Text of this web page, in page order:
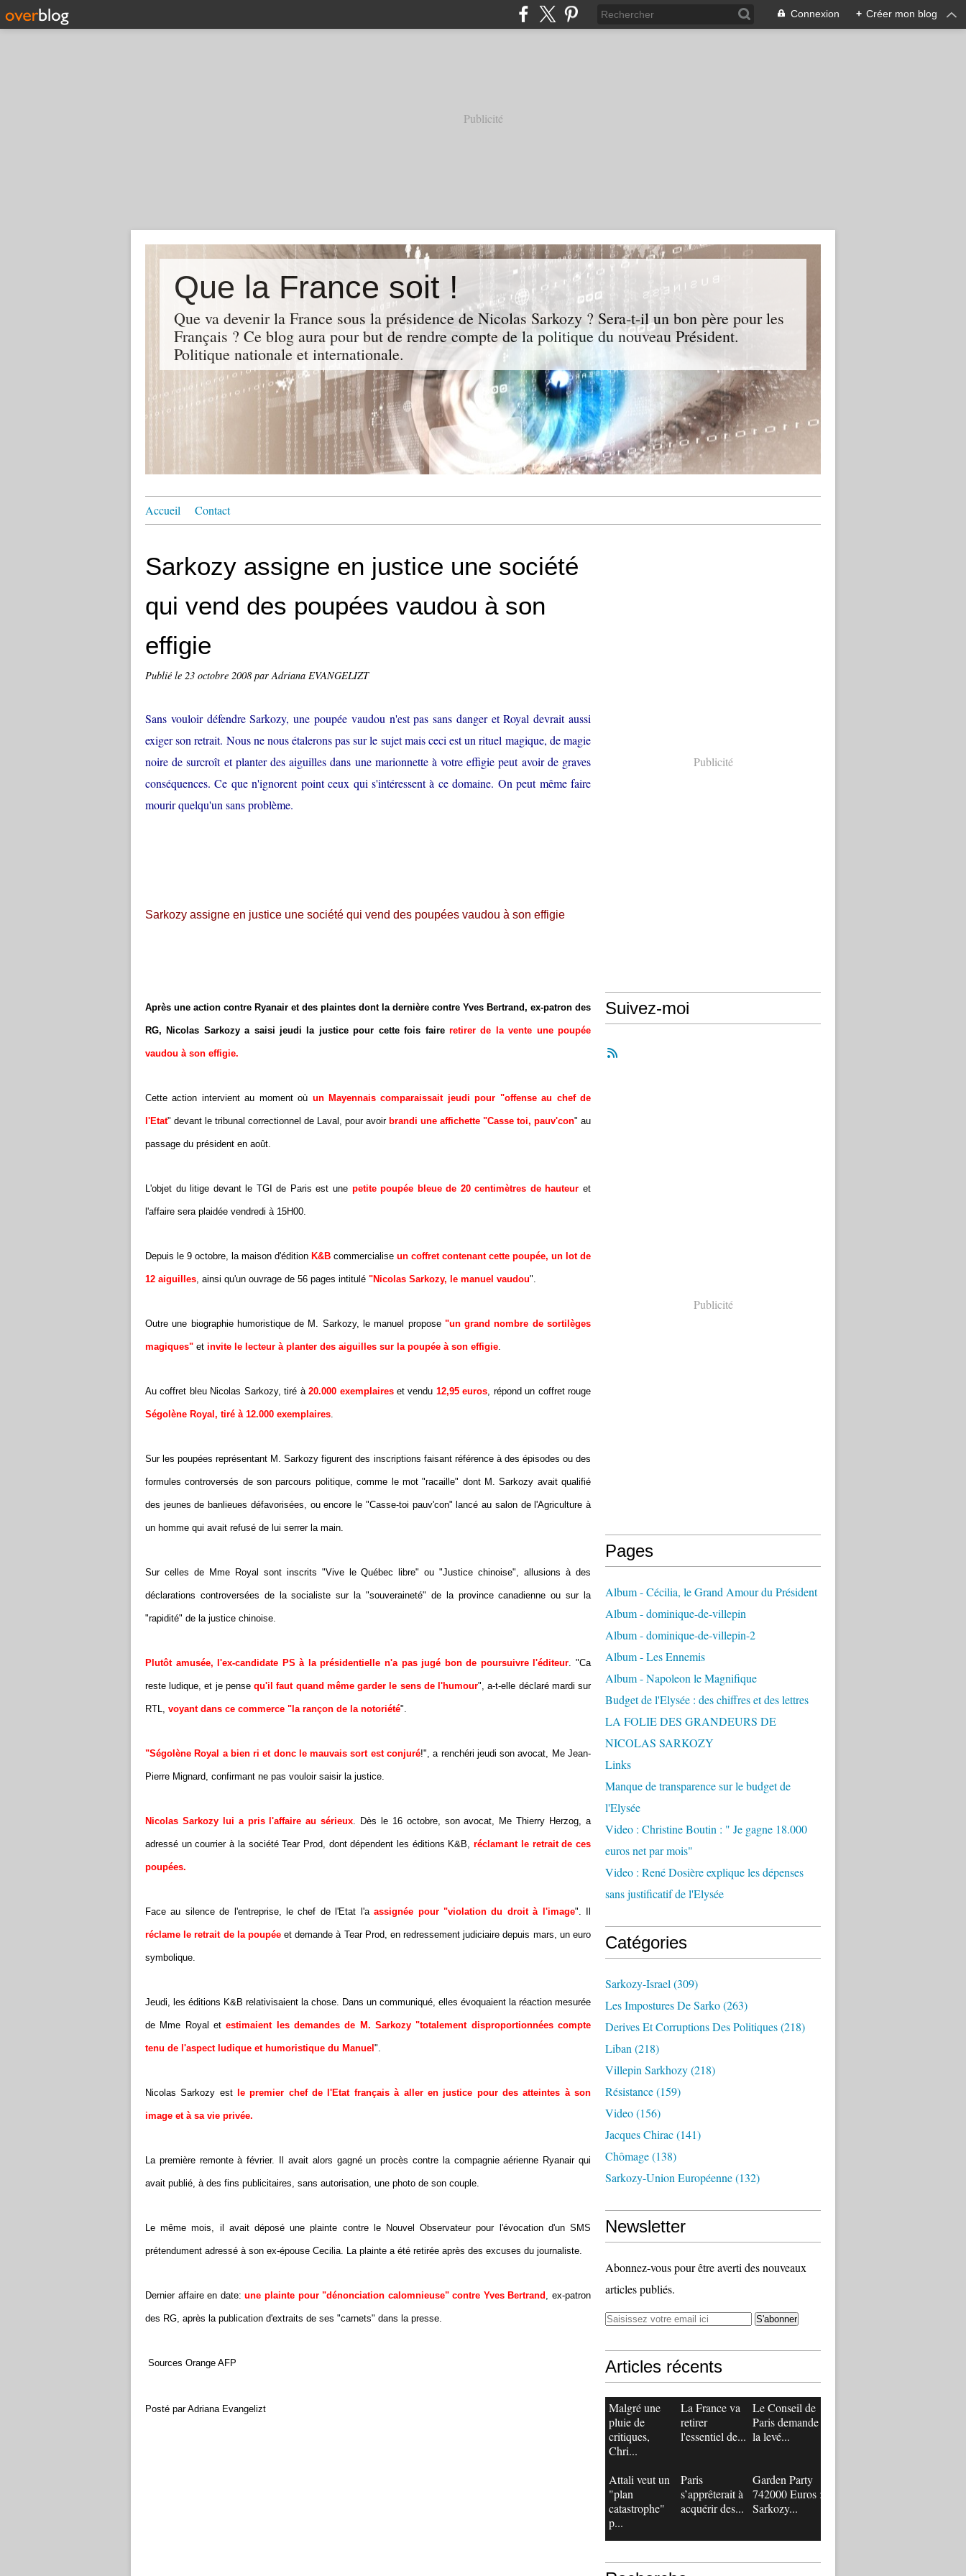
Connexion + Créer mon blog
Publicité
Que la France soit !
Que va devenir la France sous la présidence de Nicolas Sarkozy ? Sera-t-il un bon père pour les
Français ? Ce blog aura pour but de rendre compte de la politique du nouveau Président.
Politique nationale et internationale.
Accueil Contact
Sarkozy assigne en justice une société
qui vend des poupées vaudou à son
effigie
Publié le 23 octobre 2008 par Adriana EVANGELIZT
Sans vouloir défendre Sarkozy, une poupée vaudou n'est pas sans danger et Royal devrait aussi
exiger son retrait. Nous ne nous étalerons pas sur le sujet mais ceci est un rituel magique, de magie
noire de surcroît et planter des aiguilles dans une marionnette à votre effigie peut avoir de graves
conséquences. Ce que n'ignorent point ceux qui s'intéressent à ce domaine. On peut même faire
mourir quelqu'un sans problème.
Sarkozy assigne en justice une société qui vend des poupées vaudou à son effigie
Après une action contre Ryanair et des plaintes dont la dernière contre Yves Bertrand, ex-patron des
RG, Nicolas Sarkozy a saisi jeudi la justice pour cette fois faire retirer de la vente une poupée
vaudou à son effigie.
Cette action intervient au moment où un Mayennais comparaissait jeudi pour "offense au chef de
l'Etat" devant le tribunal correctionnel de Laval, pour avoir brandi une affichette "Casse toi, pauv'con" au
passage du président en août.
L'objet du litige devant le TGI de Paris est une petite poupée bleue de 20 centimètres de hauteur et
l'affaire sera plaidée vendredi à 15H00.
Depuis le 9 octobre, la maison d'édition K&B commercialise un coffret contenant cette poupée, un lot de
12 aiguilles, ainsi qu'un ouvrage de 56 pages intitulé "Nicolas Sarkozy, le manuel vaudou".
Outre une biographie humoristique de M. Sarkozy, le manuel propose "un grand nombre de sortilèges
magiques" et invite le lecteur à planter des aiguilles sur la poupée à son effigie.
Au coffret bleu Nicolas Sarkozy, tiré à20.000 exemplaireset vendu 12,95 euros, répond un coffret rouge
Ségolène Royal, tiré à 12.000 exemplaires.
Sur les poupées représentant M. Sarkozy figurent des inscriptions faisant référence à des épisodes ou des
formules controversés de son parcours politique, comme le mot "racaille" dont M. Sarkozy avait qualifié
des jeunes de banlieues défavorisées, ou encore le "Casse-toi pauv'con" lancé au salon de l'Agriculture à
un homme qui avait refusé de lui serrer la main.
Sur celles de Mme Royal sont inscrits "Vive le Québec libre" ou "Justice chinoise", allusions à des
déclarations controversées de la socialiste sur la "souveraineté" de la province canadienne ou sur la
"rapidité" de la justice chinoise.
Plutôt amusée, l'ex-candidate PS à la présidentielle n'a pas jugé bon de poursuivre l'éditeur. "Ca
reste ludique, et je pensequ'il faut quand même garder le sens de l'humour", a-t-elle déclaré mardi sur
RTL, voyant dans ce commerce "la rançon de la notoriété".
"Ségolène Royal a bien ri et donc le mauvais sort est conjuré!", a renchéri jeudi son avocat, Me Jean-
Pierre Mignard, confirmant ne pas vouloir saisir la justice.
Nicolas Sarkozy lui a pris l'affaire au sérieux. Dès le 16 octobre, son avocat, Me Thierry Herzog, a
adressé un courrier à la société Tear Prod, dont dépendent les éditions K&B,réclamant le retrait de ces
poupées.
Face au silence de l'entreprise, le chef de l'Etat l'aassignée pour "violation du droit à l'image". Il
réclame le retrait de la poupéeet demande à Tear Prod, en redressement judiciaire depuis mars, un euro
symbolique.
Jeudi, les éditions K&B relativisaient la chose. Dans un communiqué, elles évoquaient la réaction mesurée
de Mme Royal etestimaient les demandes de M. Sarkozy "totalement disproportionnées compte
tenu de l'aspect ludique et humoristique du Manuel ".
Nicolas Sarkozy est le premier chef de l'Etat français à aller en justice pour des atteintes à son
image et à sa vie privée.
La première remonte à février. Il avait alors gagné un procès contre la compagnie aérienne Ryanair qui
avait publié, à des fins publicitaires, sans autorisation, une photo de son couple.
Le même mois, il avait déposé une plainte contre le Nouvel Observateur pour l'évocation d'un SMS
prétendument adressé à son ex-épouse Cecilia. La plainte a été retirée après des excuses du journaliste.
Dernier affaire en date:une plainte pour "dénonciation calomnieuse" contre Yves Bertrand , ex-patron
des RG, après la publication d'extraits de ses "carnets" dans la presse.
Sources Orange AFP
Posté par Adriana Evangelizt
Publicité
Suivez-moi
Publicité
Pages
Album - Cécilia, le Grand Amour du Président
Album - dominique-de-villepin
Album - dominique-de-villepin-2
Album - Les Ennemis
Album - Napoleon le Magnifique
Budget de l'Elysée : des chiffres et des lettres
LA FOLIE DES GRANDEURS DE
NICOLAS SARKOZY
Links
Manque de transparence sur le budget de
l'Elysée
Video : Christine Boutin : " Je gagne 18.000
euros net par mois"
Video : René Dosière explique les dépenses
sans justificatif de l'Elysée
Catégories
Sarkozy-Israel (309)
Les Impostures De Sarko(263)
Derives Et Corruptions Des Politiques(218)
Liban (218)
Villepin Sarkhozy(218)
Résistance(159)
Video(156)
Jacques Chirac(141)
Chômage(138)
Sarkozy-Union Européenne(132)
Newsletter
Abonnez-vous pour être averti des nouveaux
articles publiés.
Articles récents
Malgré une
pluie de
critiques,
Chri...
La France va
retirer
l'essentiel de...
Le Conseil de
Paris demande
la levé...
Attali veut un
"plan
catastrophe"
p...
Paris
s’apprêterait à
acquérir des...
Garden Party
742000 Euros :
Sarkozy...